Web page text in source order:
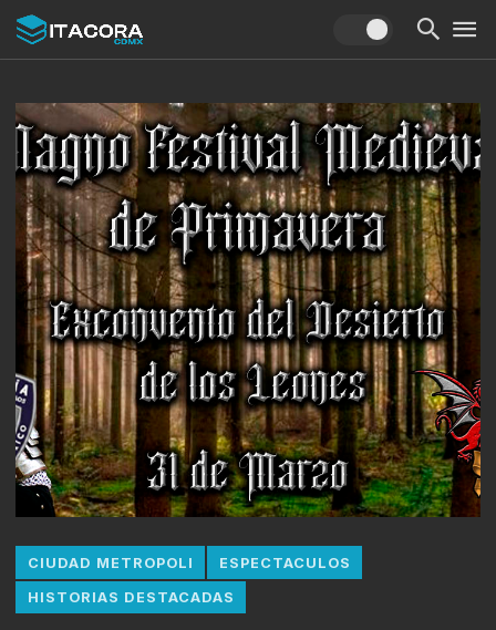
CIUDAD METROPOLI ESPECTACULOS
HISTORIAS DESTACADAS